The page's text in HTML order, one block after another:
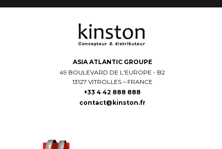
ASIA ATLANTIC GROUPE
49 BOULEVARD DE L'EUROPE - B2
13127 VITROLLES – FRANCE
+33 4 42 888 888
contact@kinston.fr